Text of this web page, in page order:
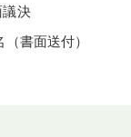
決
（書面送付